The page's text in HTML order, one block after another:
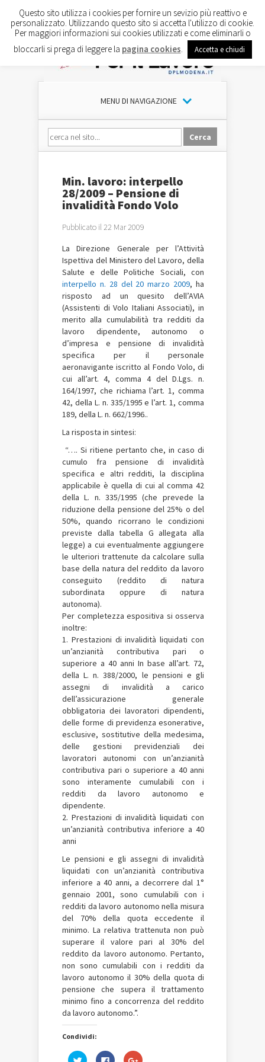
MENU DI NAVIGAZIONE
Min. lavoro: interpello
28/2009 – Pensione di
invalidità Fondo Volo
Pubblicato il 22 Mar 2009
La Direzione Generale per l’Attività
Ispettiva del Ministero del Lavoro, della
Salute e delle Politiche Sociali, con
interpello n. 28 del 20 marzo 2009, ha
risposto ad un quesito dell’AVIA
(Assistenti di Volo Italiani Associati), in
merito alla cumulabilità tra redditi da
lavoro dipendente, autonomo o
d’impresa e pensione di invalidità
specifica per il personale
aeronavigante iscritto al Fondo Volo, di
cui all’art. 4, comma 4 del D.Lgs. n.
164/1997, che richiama l’art. 1, comma
42, della L. n. 335/1995 e l’art. 1, comma
189, della L. n. 662/1996..
La risposta in sintesi:
“…. Si ritiene pertanto che, in caso di
cumulo fra pensione di invalidità
specifica e altri redditi, la disciplina
applicabile è quella di cui al comma 42
della L. n. 335/1995 (che prevede la
riduzione della pensione del 25% o del
50%, quando ricorrano le condizioni
previste dalla tabella G allegata alla
legge) a cui eventualmente aggiungere
le ulteriori trattenute da calcolare sulla
base della natura del reddito da lavoro
conseguito (reddito di natura
subordinata oppure di natura
autonoma).
Per completezza espositiva si osserva
inoltre:
1. Prestazioni di invalidità liquidati con
un’anzianità contributiva pari o
superiore a 40 anni In base all’art. 72,
della L. n. 388/2000, le pensioni e gli
assegni di invalidità a carico
dell’assicurazione generale
obbligatoria dei lavoratori dipendenti,
delle forme di previdenza esonerative,
esclusive, sostitutive della medesima,
delle gestioni previdenziali dei
lavoratori autonomi con un’anzianità
contributiva pari o superiore a 40 anni
sono interamente cumulabili con i
redditi da lavoro autonomo e
dipendente.
2. Prestazioni di invalidità liquidati con
un’anzianità contributiva inferiore a 40
anni
Le pensioni e gli assegni di invalidità
liquidati con un’anzianità contributiva
inferiore a 40 anni, a decorrere dal 1°
gennaio 2001, sono cumulabili con i
redditi da lavoro autonomo nella misura
del 70% della quota eccedente il
minimo. La relativa trattenuta non può
superare il valore pari al 30% del
reddito da lavoro autonomo. Pertanto,
non sono cumulabili con i redditi da
lavoro autonomo il 30% della quota di
pensione che supera il trattamento
minimo fino a concorrenza del reddito
da lavoro autonomo.”.
Condividi:
Fai Fai Fai
Questo sito utilizza i cookies per fornire un sevizio più reattivo e
personalizzato. Utilizzando questo sito si accetta l'utilizzo di cookie.
Per maggiori informazioni sui cookies utilizzati e come eliminarli o
bloccarli si prega di leggere la pagina cookies Accetta e chiudi